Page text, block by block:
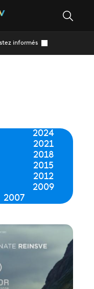
informés
2024
2021
2018
2015
2012
2009
2007